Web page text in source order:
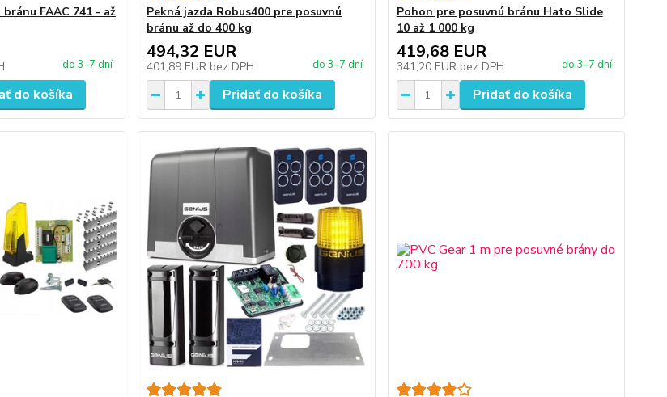
FAAC 741 - až
do 3-7 dní
do košíka
Pekná jazda Robus400 pre posuvnú
bránu až do 400 kg
494,32 EUR
401,89 EUR bez DPH do 3-7 dní
Pridať do košíka
Pohon pre posuvnú bránu Hato Slide
10 až 1 000 kg
419,68 EUR
341,20 EUR bez DPH do 3-7 dní
Pridať do košíka